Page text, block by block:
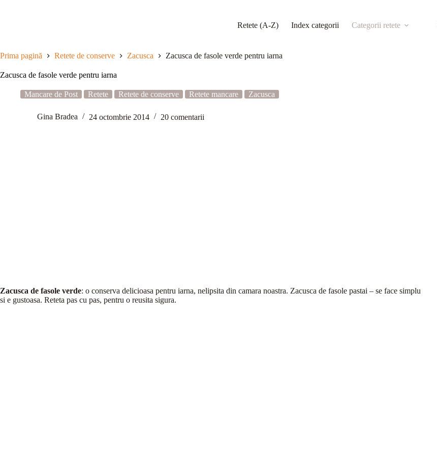
Retete (A-Z) Index categorii Categorii retete
Prima pagină Retete de conserve Zacusca Zacusca de fasole verde pentru iarna
Zacusca de fasole verde pentru iarna
Mancare de Post Retete Retete de conserve Retete mancare Zacusca
Gina Bradea 24 octombrie 2014 20 comentarii
Zacusca de fasole verde: o conserva delicioasa pentru iarna, nelipsita din camara noastra. Zacusca de fasole pastai – se face simplu
si e gustoasa. Reteta pas cu pas, pentru o reusita sigura.